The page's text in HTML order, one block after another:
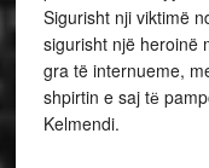
Sigurisht nji viktimë
sigurisht një heroinë
gra të internueme,
shpirtin e saj tё
Kelmendi.